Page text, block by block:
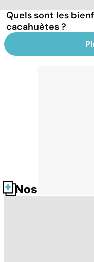
Quels sont les
cacahuètes ?
Nos fiches